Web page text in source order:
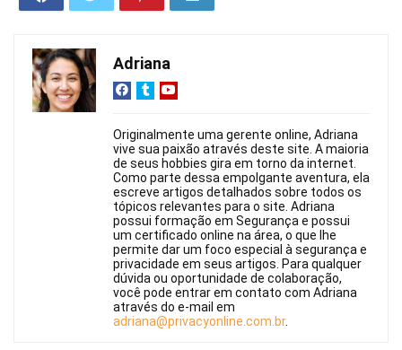
Adriana
Originalmente uma gerente online, Adriana
vive sua paixão através deste site. A maioria
de seus hobbies gira em torno da internet.
Como parte dessa empolgante aventura, ela
escreve artigos detalhados sobre todos os
tópicos relevantes para o site. Adriana
possui formação em Segurança e possui
um certificado online na área, o que lhe
permite dar um foco especial à segurança e
privacidade em seus artigos. Para qualquer
dúvida ou oportunidade de colaboração,
você pode entrar em contato com Adriana
através do e-mail em
adriana@privacyonline.com.br.